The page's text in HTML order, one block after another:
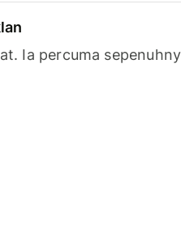
Ia percuma